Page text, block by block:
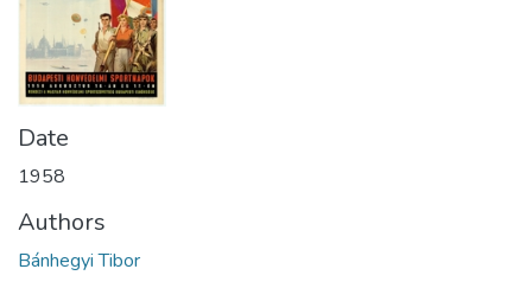
Date
1958
Authors
Bánhegyi Tibor